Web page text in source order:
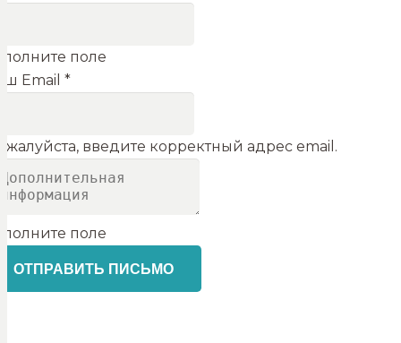
поле
Email *
введите корректный адрес email.
поле
ОТПРАВИТЬ ПИСЬМО